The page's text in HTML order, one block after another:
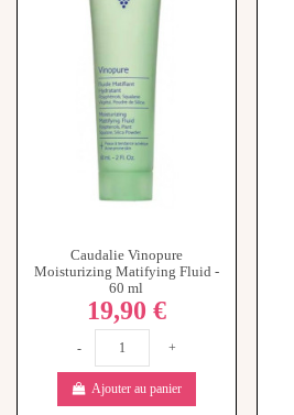
Caudalie Vinopure
Moisturizing Matifying Fluid -
60 ml
19,90 €
- +
Ajouter au panier